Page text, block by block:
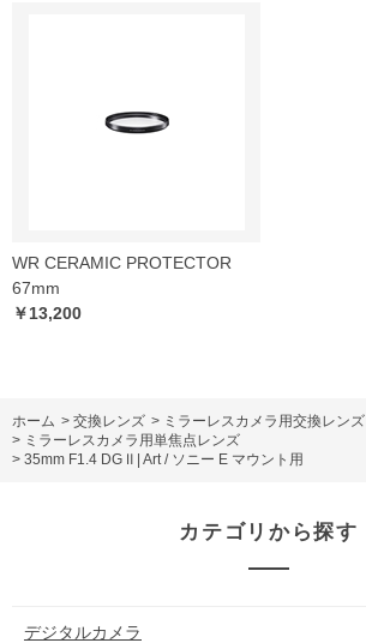
WR CERAMIC PROTECTOR
67mm
￥13,200
ホーム > 交換レンズ > ミラーレスカメラ用交換レンズ
> ミラーレスカメラ用単焦点レンズ
> 35mm F1.4 DG Ⅱ | Art / ソニー E マウント用
カテゴリから探す
デジタルカメラ